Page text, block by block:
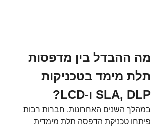
מה ההבדל בין מדפסות
תלת מימד בטכניקות
SLA, DLP ו-LCD?
במהלך השנים האחרונות, חברות רבות
פיתחו טכניקת הדפסה תלת מימדית